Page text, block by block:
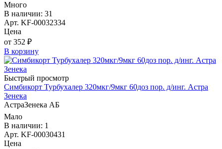
Много
В наличии: 31
Арт. KF-00032334
Цена
от 352 ₽
В корзину
Быстрый просмотр
Симбикорт Турбухалер 320мкг/9мкг 60доз пор. д/инг. Астра
Зенека
АстраЗенека АБ
Мало
В наличии: 1
Арт. KF-00030431
Цена